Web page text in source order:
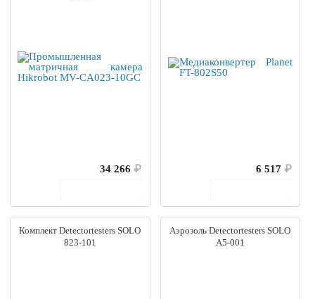
34 266 ₽
6 517 ₽
Комплект Detectortesters SOLO
823-101
Аэрозоль Detectortesters SOLO
A5-001